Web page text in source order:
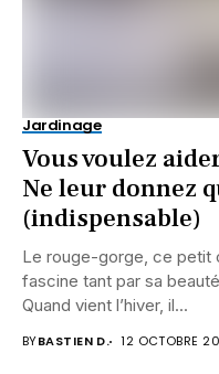
Jardinage
Vous voulez
Ne leur donnez
(indispensable)
Le rouge-gorge, ce petit
fascine tant par sa
Quand vient l’hiver, il...
BYBASTIEN D. 12 OCTOBRE